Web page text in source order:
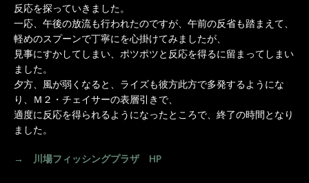
反応を探っていきました。
一応、午後の放流も行われたのですが、午前の反省も踏まえて、
軽めのスプーンで丁寧にを心掛けてみましたが、
見事にすかしてしまい、ポツポツと反応を得るに留まってしまい
ました。
夕方、風が弱くなると、ライズも彼方此方で多発するようにな
り、Ｍ２・チェイサーの表層引きで、
適度に反応を得られるようになったところで、終了の時間となり
ました。
→ 川場フィッシングプラザ HP